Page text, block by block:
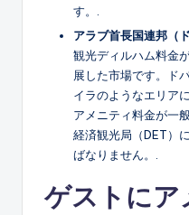
す。.
アラブ首長国連邦（ド
観光ディルハム料金
展した市場です。ド
イラのようなエリア
アメニティ料金が一
経済観光局（DET）
ばなりません。.
ゲストにア